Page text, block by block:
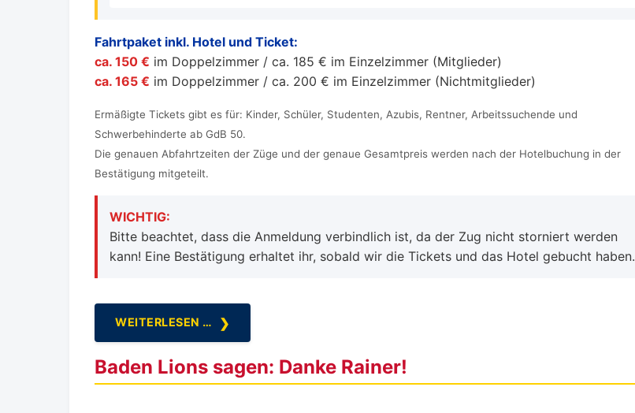
Fahrtpaket inkl. Hotel und Ticket:
ca. 150 € im Doppelzimmer / ca. 185 € im Einzelzimmer (Mitglieder)
ca. 165 € im Doppelzimmer / ca. 200 € im Einzelzimmer (Nichtmitglieder)
Ermäßigte Tickets gibt es für: Kinder, Schüler, Studenten, Azubis, Rentner, Arbeitssuchende und
Schwerbehinderte ab GdB 50.
Die genauen Abfahrtzeiten der Züge und der genaue Gesamtpreis werden nach der Hotelbuchung in der
Bestätigung mitgeteilt.
WICHTIG:
Bitte beachtet, dass die Anmeldung verbindlich ist, da der Zug nicht storniert werden
kann! Eine Bestätigung erhaltet ihr, sobald wir die Tickets und das Hotel gebucht haben.
WEITERLESEN …
Baden Lions sagen: Danke Rainer!